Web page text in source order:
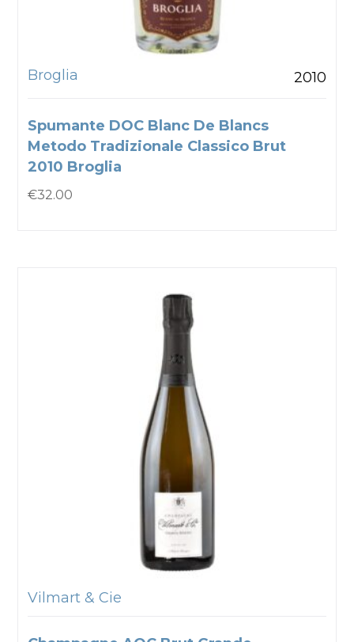
Broglia 2010
Spumante DOC Blanc De Blancs
Metodo Tradizionale Classico Brut
2010 Broglia
€32.00
Vilmart & Cie